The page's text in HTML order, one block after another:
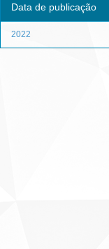
Data de publicação
2022